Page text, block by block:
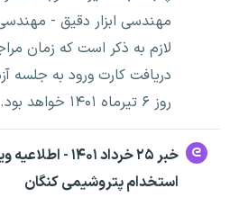
مهندسی ابزار دقیق -
لازم به ذکر است که زمان
روز ۶ تیرماه ۱۴۰۱ خواهد بود.
خبر ۲۵ خرداد ۱۴۰۱
استخدام پتروشیمی کنگان